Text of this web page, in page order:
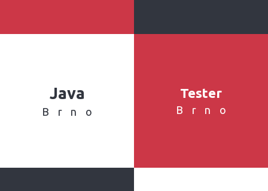
Java
Brno
Tester
Brno